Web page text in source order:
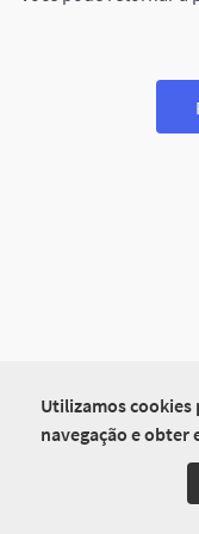
Utilizamos cookies
navegação e obter